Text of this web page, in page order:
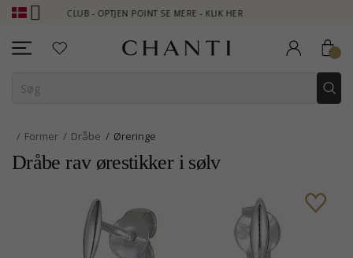
CLUB - OPTJEN POINT SE MERE - KLIK HER
Former Dråbe Øreringe
Dråbe rav ørestikker i sølv